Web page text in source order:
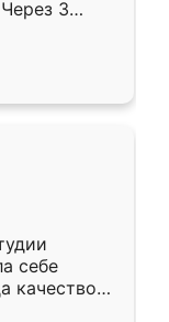
3
себе
качеством
уже почти